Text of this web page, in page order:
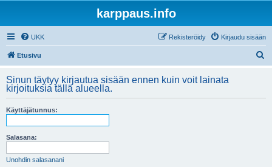
karppaus.info
UKK Kirjaudu sisään
Rekisteröidy
Etusivu
i
Sinun täytyy kirjautua sisään ennen kuin voit lainata
kirjoituksia tällä alueella.
Käyttäjätunnus:
Salasana:
Unohdin salasanani